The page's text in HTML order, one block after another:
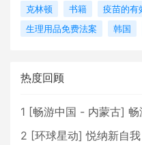
克林顿
书籍 疫苗的有
生理用品免费法案
韩国
热度回顾
1 [畅游中国 - 内蒙古] 畅
2 [环球星动] 悦纳新自